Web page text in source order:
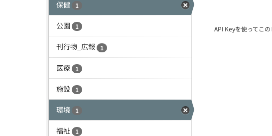
保健 1
公園 1
刊行物_広報 1
医療 1
施設 1
環境 1
福祉 1
API Keyを使ってこ